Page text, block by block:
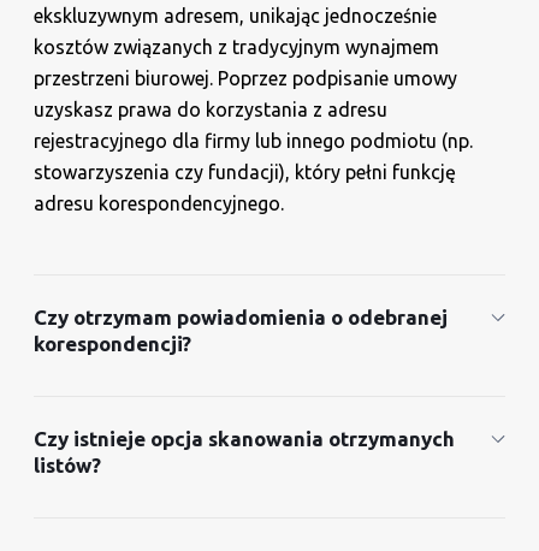
ekskluzywnym adresem, unikając jednocześnie
kosztów związanych z tradycyjnym wynajmem
przestrzeni biurowej. Poprzez podpisanie umowy
uzyskasz prawa do korzystania z adresu
rejestracyjnego dla firmy lub innego podmiotu (np.
stowarzyszenia czy fundacji), który pełni funkcję
adresu korespondencyjnego.
Czy otrzymam powiadomienia o odebranej
korespondencji?
Czy istnieje opcja skanowania otrzymanych
listów?